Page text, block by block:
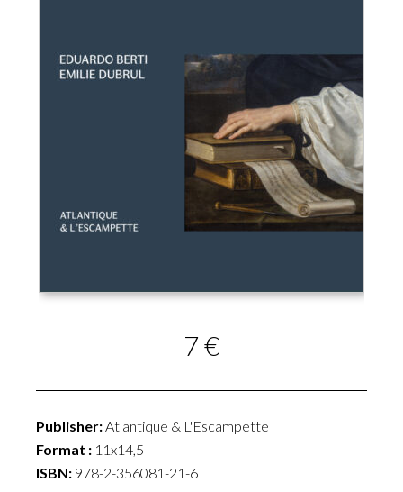
7 €
Publisher:Atlantique & L'Escampette
Format : 11x14,5
ISBN: 978-2-356081-21-6